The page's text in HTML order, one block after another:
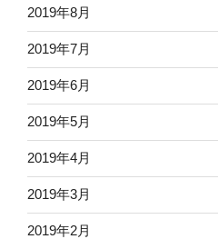
2019年8月
2019年7月
2019年6月
2019年5月
2019年4月
2019年3月
2019年2月